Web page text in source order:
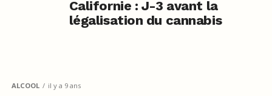
Californie : J-3 avant la
légalisation du cannabis
ALCOOL il y a 9 ans